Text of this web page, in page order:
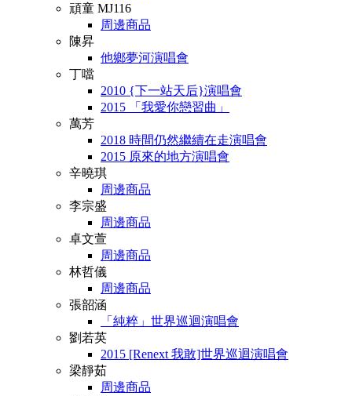
頑童 MJ116
周邊商品
陳昇
他鄉夢河演唱會
丁噹
2010 {下一站天后}演唱會
2015 「我愛你戀習曲」
萬芳
2018 時間仍然繼續在走演唱會
2015 原來的地方演唱會
辛曉琪
周邊商品
李宗盛
周邊商品
卓文萱
周邊商品
林哲儀
周邊商品
張韶涵
「純粹」世界巡迴演唱會
劉若英
2015 [Renext 我敢]世界巡迴演唱會
梁靜茹
周邊商品